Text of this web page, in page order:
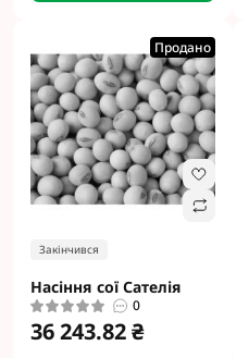
Продано
Закінчився
Насіння сої Сателія
0
36 243.82 ₴